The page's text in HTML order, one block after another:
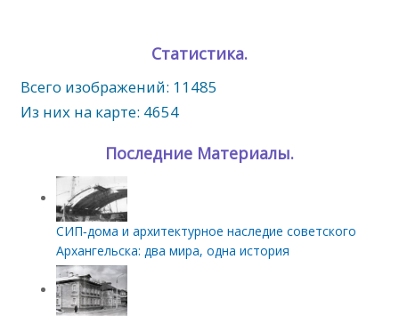
Статистика.
Всего изображений: 11485
Из них на карте: 4654
Последние Материалы.
СИП‑дома и архитектурное наследие советского
Архангельска: два мира, одна история